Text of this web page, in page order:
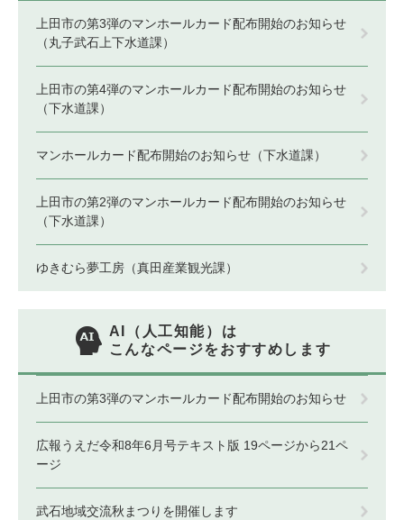
上田市の第3弾のマンホールカード配布開始のお知らせ
（丸子武石上下水道課）
上田市の第4弾のマンホールカード配布開始のお知らせ
（下水道課）
マンホールカード配布開始のお知らせ（下水道課）
上田市の第2弾のマンホールカード配布開始のお知らせ
（下水道課）
ゆきむら夢工房（真田産業観光課）
AI（人工知能）は
こんなページをおすすめします
上田市の第3弾のマンホールカード配布開始のお知らせ
広報うえだ令和8年6月号テキスト版 19ページから21ペ
ージ
武石地域交流秋まつりを開催します